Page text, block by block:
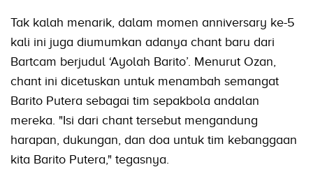
Tak kalah menarik, dalam momen anniversary ke-5
kali ini juga diumumkan adanya chant baru dari
Bartcam berjudul ‘Ayolah Barito’. Menurut Ozan,
chant ini dicetuskan untuk menambah semangat
Barito Putera sebagai tim sepakbola andalan
mereka. "Isi dari chant tersebut mengandung
harapan, dukungan, dan doa untuk tim kebanggaan
kita Barito Putera," tegasnya.